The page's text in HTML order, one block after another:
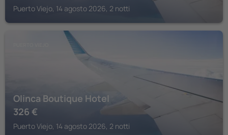
Puerto Viejo, 14 agosto 2026, 2 notti
Olinca Boutique Hotel
326 €
Puerto Viejo, 14 agosto 2026, 2 notti